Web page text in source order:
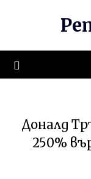
Доналд
250%